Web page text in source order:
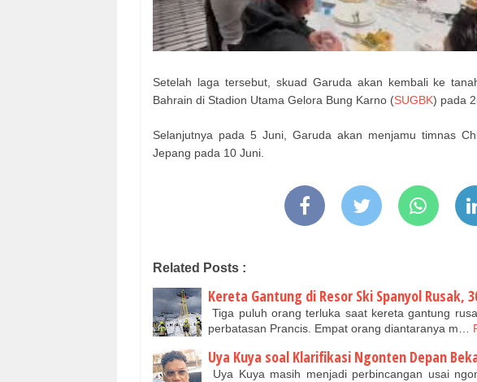
Setelah laga tersebut, skuad Garuda akan kembali ke
Bahrain di Stadion Utama Gelora Bung Karno (SUGBK) pada
Selanjutnya pada 5 Juni, Garuda akan menjamu timnas
Jepang pada 10 Juni.
Related Posts :
Kereta Gantung di Resor Ski Spanyol Rusak,
Tiga puluh orang terluka saat kereta gantung
perbatasan Prancis. Empat orang diantaranya m…
Uya Kuya soal Klarifikasi Ngonten Depan
Uya Kuya masih menjadi perbincangan usai